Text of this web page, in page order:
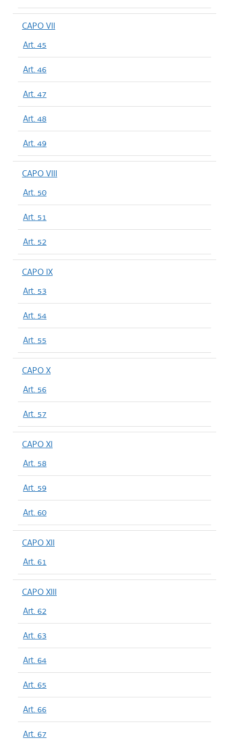
CAPO VII
Art. 45
Art. 46
Art. 47
Art. 48
Art. 49
CAPO VIII
Art. 50
Art. 51
Art. 52
CAPO IX
Art. 53
Art. 54
Art. 55
CAPO X
Art. 56
Art. 57
CAPO XI
Art. 58
Art. 59
Art. 60
CAPO XII
Art. 61
CAPO XIII
Art. 62
Art. 63
Art. 64
Art. 65
Art. 66
Art. 67